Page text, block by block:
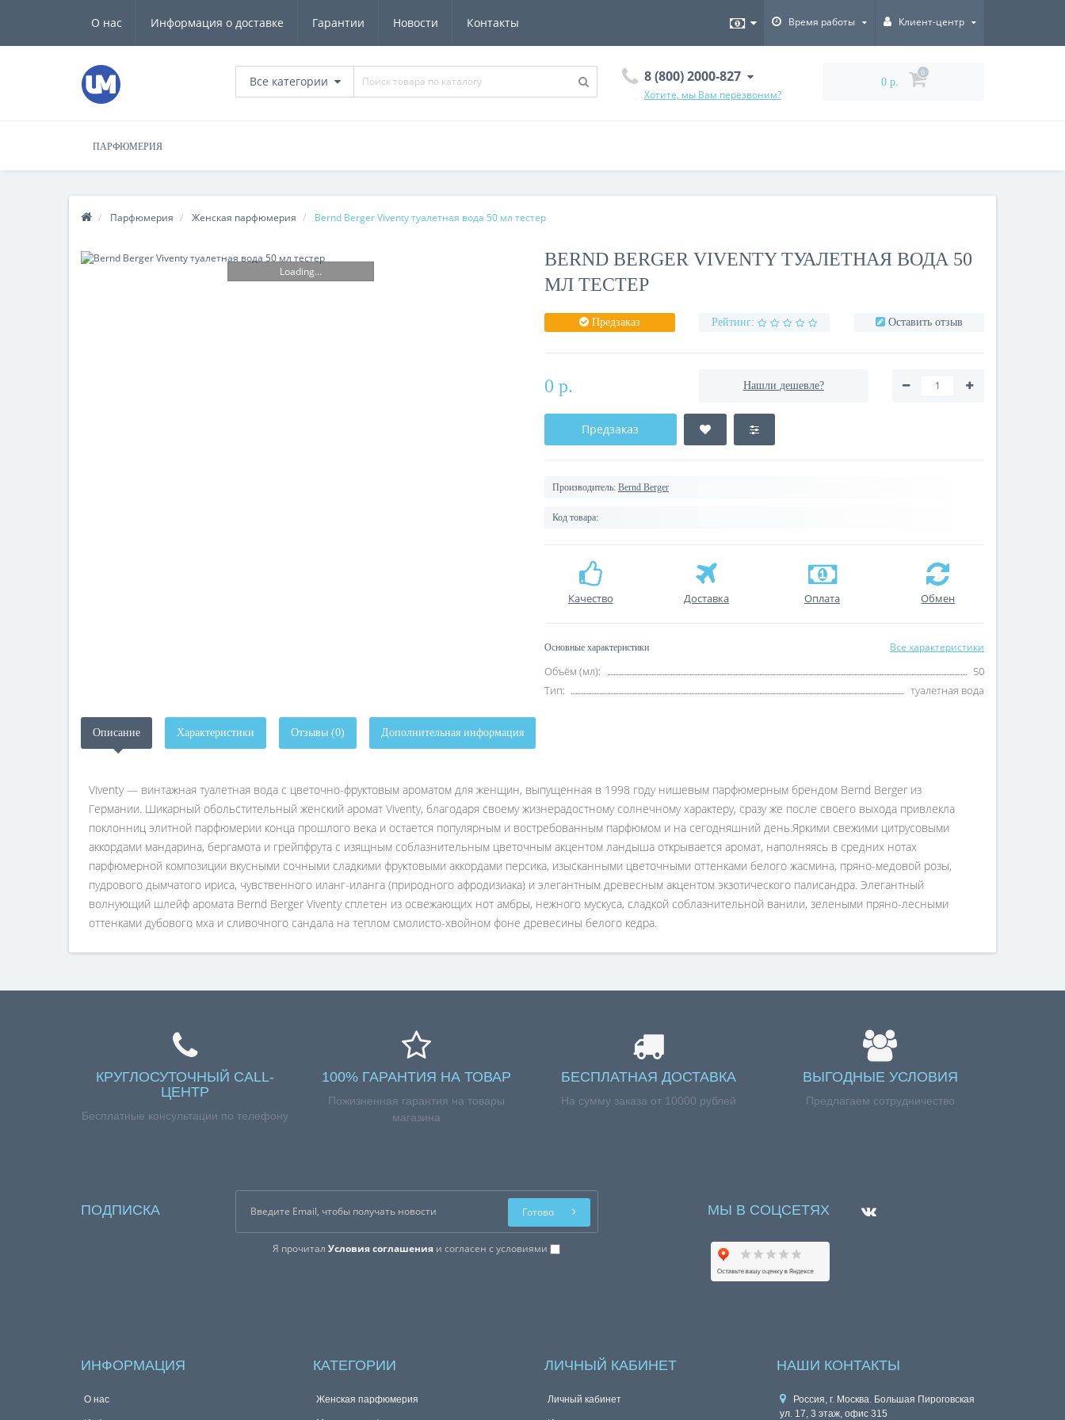
О нас Информация о доставке Гарантии Новости Контакты Время работы Клиент-центр
Все категории 8 (800) 2000-827
Хотите, мы Вам перезвоним?
0 р.
0
ПАРФЮМЕРИЯ
Парфюмерия Женская парфюмерия Bernd Berger Viventy туалетная вода 50 мл тестер
Loading...
BERND BERGER VIVENTY ТУАЛЕТНАЯ ВОДА 50
МЛ ТЕСТЕР
Предзаказ Рейтинг: Оставить отзыв
0 р. Нашли дешевле?
Предзаказ
Производитель: Bernd Berger
Код товара:
Качество Доставка Оплата Обмен
Основные характеристики Все характеристики
Объём (мл):
50
Тип:
туалетная вода
Описание Характеристики Отзывы (0) Дополнительная информация
Viventy — винтажная туалетная вода с цветочно-фруктовым ароматом для женщин, выпущенная в 1998 году нишевым парфюмерным брендом Bernd Berger из
Германии. Шикарный обольстительный женский аромат Viventy, благодаря своему жизнерадостному солнечному характеру, сразу же после своего выхода привлекла
поклонниц элитной парфюмерии конца прошлого века и остается популярным и востребованным парфюмом и на сегодняшний день.Яркими свежими цитрусовыми
аккордами мандарина, бергамота и грейпфрута с изящным соблазнительным цветочным акцентом ландыша открывается аромат, наполняясь в средних нотах
парфюмерной композиции вкусными сочными сладкими фруктовыми аккордами персика, изысканными цветочными оттенками белого жасмина, пряно-медовой розы,
пудрового дымчатого ириса, чувственного иланг-иланга (природного афродизиака) и элегантным древесным акцентом экзотического палисандра. Элегантный
волнующий шлейф аромата Bernd Berger Viventy сплетен из освежающих нот амбры, нежного мускуса, сладкой соблазнительной ванили, зелеными пряно-лесными
оттенками дубового мха и сливочного сандала на теплом смолисто-хвойном фоне древесины белого кедра.
КРУГЛОСУТОЧНЫЙ CALL-
ЦЕНТР
Бесплатные консультации по телефону
100% ГАРАНТИЯ НА ТОВАР
Пожизненная гарантия на товары
магазина
БЕСПЛАТНАЯ ДОСТАВКА
На сумму заказа от 10000 рублей
ВЫГОДНЫЕ УСЛОВИЯ
Предлагаем сотрудничество
ПОДПИСКА
Я прочиталУсловия соглашения и согласен с условиями
Готово МЫ В СОЦСЕТЯХ
ИНФОРМАЦИЯ
О нас
КАТЕГОРИИ
Женская парфюмерия
ЛИЧНЫЙ КАБИНЕТ
Личный кабинет
НАШИ КОНТАКТЫ
Россия, г. Москва. Большая Пироговская
ул. 17, 3 этаж, офис 315